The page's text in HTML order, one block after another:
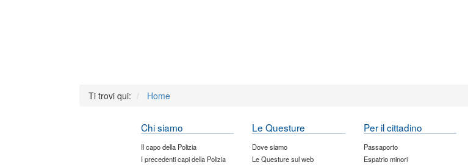
Ti trovi qui: Home
Chi siamo
Il capo della Polizia
I precedenti capi della Polizia
Le Questure
Dove siamo
Le Questure sul web
Per il cittadino
Passaporto
Espatrio minori